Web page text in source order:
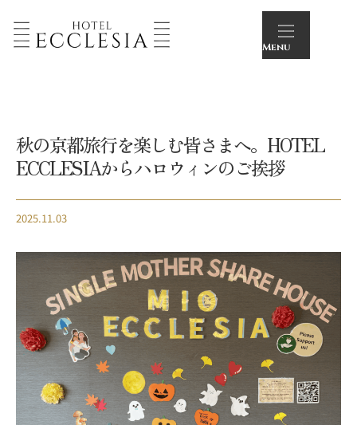
Menu
秋の京都旅行を楽しむ皆さまへ。HOTEL
ECCLESIAからハロウィンのご挨拶
2025.11.03